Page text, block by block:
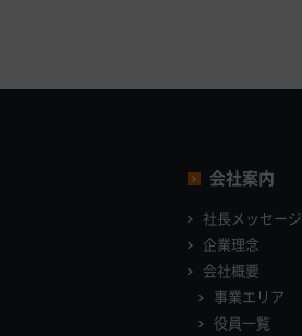
会社案内
社長メッセージ
企業理念
会社概要
事業エリア
役員一覧